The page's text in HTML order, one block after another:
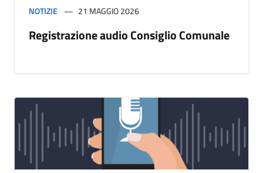
NOTIZIE 21 MAGGIO 2026
Registrazione audio Consiglio Comunale